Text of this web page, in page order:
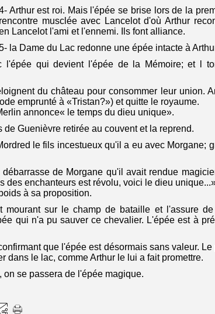
Arthur est roi. Mais l'épée se brise lors de la
rencontre musclée avec Lancelot d'où Arthur
Lancelot l'ami et l'ennemi. Ils font alliance.
la Dame du Lac redonne une épée intacte à
l'épée qui devient l'épée de la Mémoire; et l
du château pour consommer leur union.
emprunté à «Tristan?») et quitte le royaume.
annonce« le temps du dieu unique».
de Guenièvre retirée au couvent et la reprend.
le fils incestueux qu'il a eu avec Morgane;
de Morgane qu'il avait rendue
des enchanteurs est révolu, voici le dieu
à sa proposition.
mourant sur le champ de bataille et l'assure
qui n'a pu sauver ce chevalier. L'épée est à
que l'épée est désormais sans valeur. Le
dans le lac, comme Arthur le lui a fait promettre.
on se passera de l'épée magique.